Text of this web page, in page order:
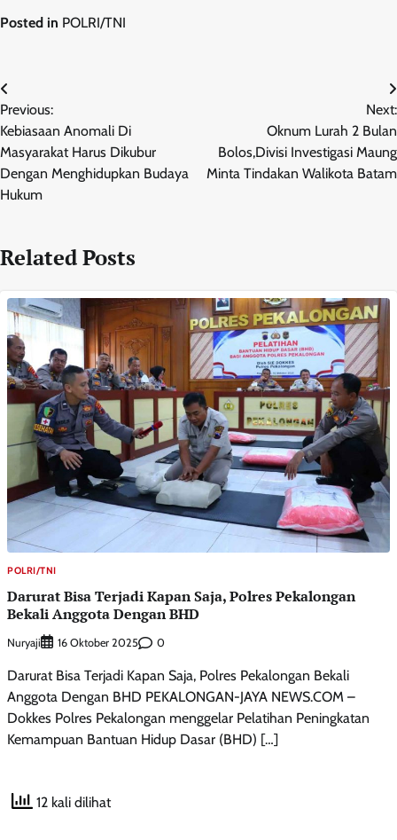
Posted in POLRI/TNI
Navigasi
pos
Previous:
Kebiasaan Anomali Di
Masyarakat Harus Dikubur
Dengan Menghidupkan Budaya
Hukum
Next:
Oknum Lurah 2 Bulan
Bolos,Divisi Investigasi Maung
Minta Tindakan Walikota Batam
Related Posts
POLRI/TNI
Darurat Bisa Terjadi Kapan Saja, Polres Pekalongan
Bekali Anggota Dengan BHD
Nuryaji 16 Oktober 2025 0
Darurat Bisa Terjadi Kapan Saja, Polres Pekalongan Bekali
Anggota Dengan BHD PEKALONGAN-JAYA NEWS.COM –
Dokkes Polres Pekalongan menggelar Pelatihan Peningkatan
Kemampuan Bantuan Hidup Dasar (BHD) […]
12 kali dilihat